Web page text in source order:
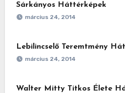
Sárkányos Háttérképek
március 24, 2014
Lebilincselő Teremtmény
március 24, 2014
Walter Mitty Titkos Élete